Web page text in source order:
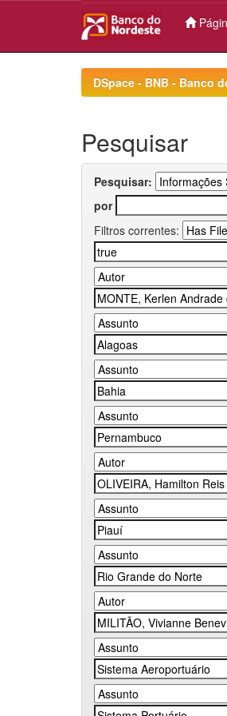
DSpace - BNB - Banco
Pesquisar
Pesquisar:
por
Filtros correntes: